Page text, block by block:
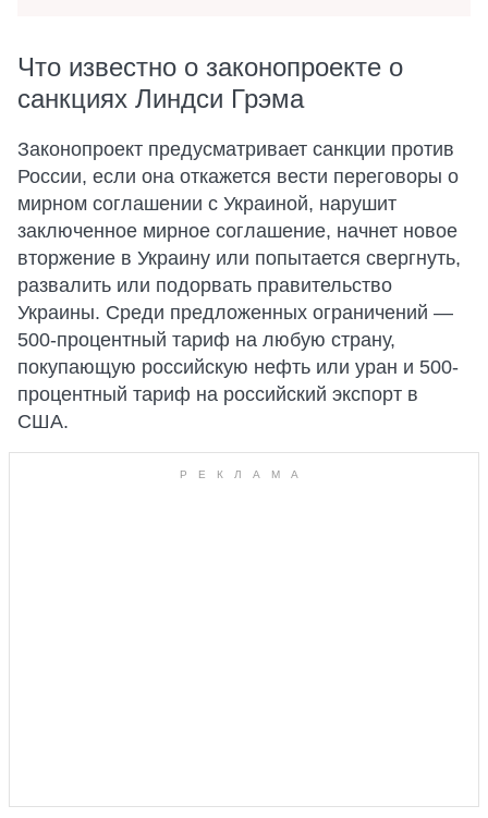
Что известно о законопроекте о
санкциях Линдси Грэма
Законопроект предусматривает санкции против
России, если она откажется вести переговоры о
мирном соглашении с Украиной, нарушит
заключенное мирное соглашение, начнет новое
вторжение в Украину или попытается свергнуть,
развалить или подорвать правительство
Украины. Среди предложенных ограничений —
500-процентный тариф на любую страну,
покупающую российскую нефть или уран и 500-
процентный тариф на российский экспорт в
США.